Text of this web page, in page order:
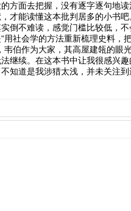
方面去把握，没有逐字逐句地
才能读懂这本批判居多的小书
倒不难读，感觉门槛比较低，
社会学的方法重新梳理史料，
伯作为大家，其高屋建瓴的
继续。在这本书中让我很感兴
知道是我涉猎太浅，并未关注